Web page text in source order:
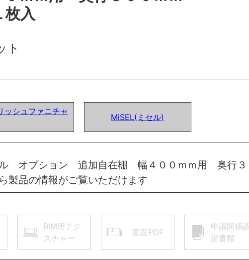
入
ト
ッシュファニチャ
MiSEL(ミセル)
オプション 追加自在棚 幅４００ｍｍ用 奥行
製品の情報がご覧いただけます
BIM用テク
スチャー
図面PDF
申請関係
定書類